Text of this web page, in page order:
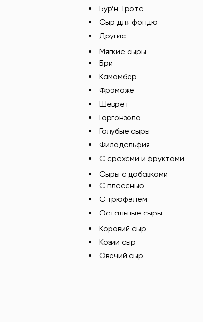
Бур’н Тротс
Сыр для фондю
Другие
Мягкие сыры
Бри
Камамбер
Фромаже
Шеврет
Горгонзола
Голубые сыры
Филадельфия
С орехами и фруктами
Сыры с добавками
C плесенью
С трюфелем
Остальные сыры
Коровий сыр
Козий сыр
Овечий сыр